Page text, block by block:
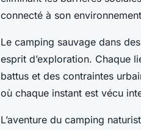
connecté à son
Le camping sauvage dans
esprit d’exploration. Chaque
battus et des contraintes
où chaque instant est vécu
L’aventure du camping